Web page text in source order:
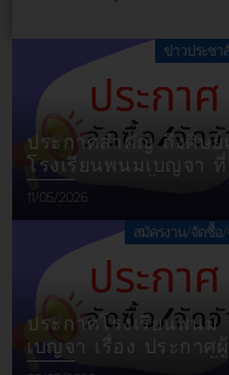
ข่าวประชา
ประกาศสำคัญ ถึงศิษย์
โรงเรียนพนมเบญจา
เลขประจำตัวตั้งแต่
Posted
on
11/05/2026
สมัครงาน/จัดซื้อ/
ประกาศโรงเรียนพนม
เบญจา เรื่อง ประกาศผู้
ชนะการเสนอราคา ซื้อ